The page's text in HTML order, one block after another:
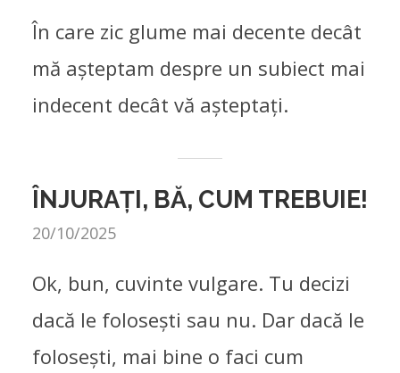
În care zic glume mai decente decât
mă așteptam despre un subiect mai
indecent decât vă așteptați.
ÎNJURAȚI, BĂ, CUM TREBUIE!
20/10/2025
Ok, bun, cuvinte vulgare. Tu decizi
dacă le folosești sau nu. Dar dacă le
folosești, mai bine o faci cum